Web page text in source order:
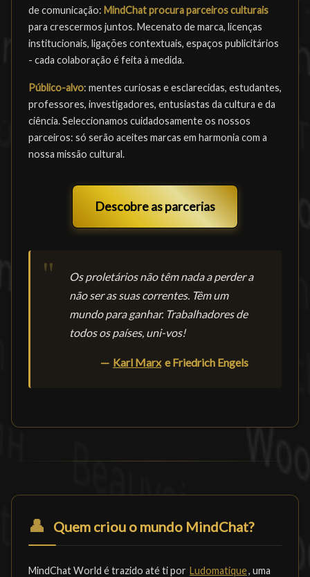
de comunicação: MindChat procura parceiros culturais
para crescermos juntos. Mecenato de marca, licenças
institucionais, ligações contextuais, espaços publicitários
- cada colaboração é feita à medida.
Público-alvo: mentes curiosas e esclarecidas, estudantes,
professores, investigadores, entusiastas da cultura e da
ciência. Seleccionamos cuidadosamente os nossos
parceiros: só serão aceites marcas em harmonia com a
nossa missão cultural.
Descobre as parcerias
Os proletários não têm nada a perder a
não ser as suas correntes. Têm um
mundo para ganhar. Trabalhadores de
todos os países, uni-vos!
— Karl Marx e Friedrich Engels
👤 Quem criou o mundo MindChat?
MindChat World é trazido até ti por Ludomatique, uma